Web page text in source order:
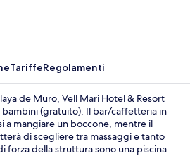
TariffeRegolamenti
de Muro, Vell Mari Hotel & Resort
(gratuito). Il bar/caffetteria in
a mangiare un boccone, mentre il
di scegliere tra massaggi e tanto
forza della struttura sono una piscina